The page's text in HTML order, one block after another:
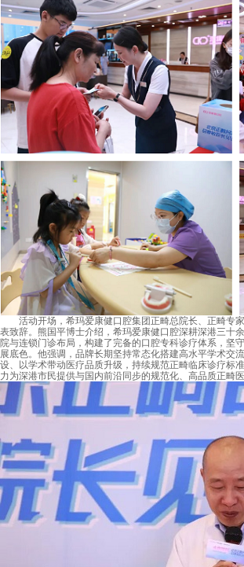
活动开场，希玛爱康健口腔集团正畸总院长、正畸专
表致辞。熊国平博士介绍，希玛爱康健口腔深耕深港三十
院与连锁门诊布局，构建了完备的口腔专科诊疗体系，坚
展底色。他强调，品牌长期坚持常态化搭建高水平学术交
设、以学术带动医疗品质升级，持续规范正畸临床诊疗标
力为深港市民提供与国内前沿同步的规范化、高品质正畸医